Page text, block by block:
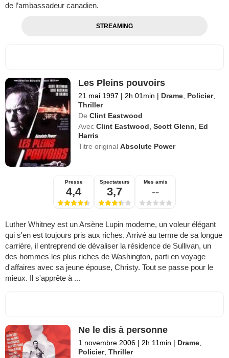
de l’ambassadeur canadien.
STREAMING
Les Pleins pouvoirs
21 mai 1997 | 2h 01min | Drame Policier,
Thriller
De Clint Eastwood
Avec Clint Eastwood ,Scott Glenn
Ed
Harris
Titre originalAbsolute Power
Presse
4,4
Spectateurs
3,7
Mes amis
--
Luther Whitney est un Arsène Lupin moderne, un voleur élégant
qui s'en est toujours pris aux riches. Arrivé au terme de sa longue
carrière, il entreprend de dévaliser la résidence de Sullivan, un
des hommes les plus riches de Washington, parti en voyage
d'affaires avec sa jeune épouse, Christy. Tout se passe pour le
mieux. Il s'apprête à ...
Ne le dis à personne
1 novembre 2006 | 2h 11min | Drame
Policier,Thriller